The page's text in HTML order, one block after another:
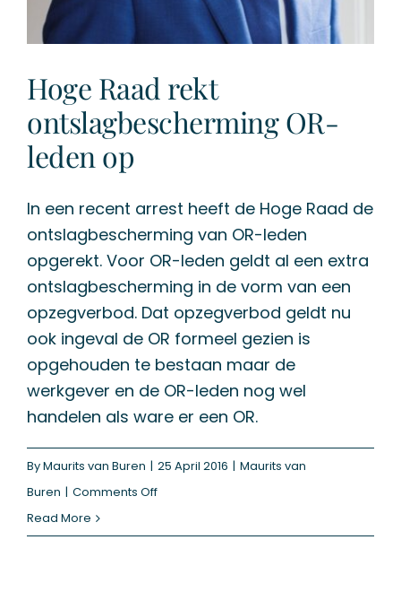
Hoge Raad rekt
ontslagbescherming OR-
leden op
In een recent arrest heeft de Hoge Raad de
ontslagbescherming van OR-leden
opgerekt. Voor OR-leden geldt al een extra
ontslagbescherming in de vorm van een
opzegverbod. Dat opzegverbod geldt nu
ook ingeval de OR formeel gezien is
opgehouden te bestaan maar de
werkgever en de OR-leden nog wel
handelen als ware er een OR.
ByMaurits van Buren | 25 April 2016 | Maurits van
Buren | Comments Offon
Read More